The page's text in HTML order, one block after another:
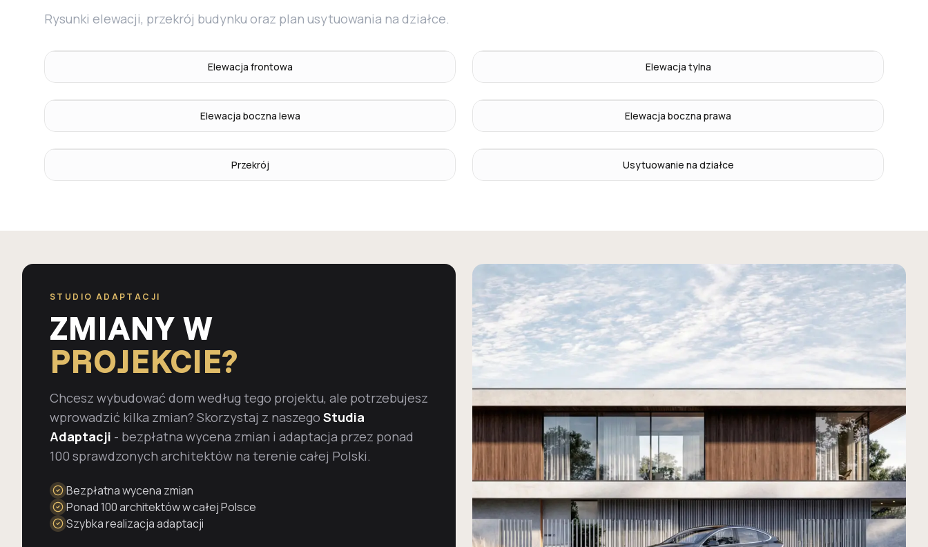
Rysunki elewacji, przekrój budynku oraz plan usytuowania na działce.
Elewacja frontowa Elewacja tylna
Elewacja boczna lewa Elewacja boczna prawa
Przekrój Usytuowanie na działce
STUDIO ADAPTACJI
ZMIANY W
PROJEKCIE?
Chcesz wybudować dom według tego projektu, ale potrzebujesz
wprowadzić kilka zmian? Skorzystaj z naszego Studia
Adaptacji - bezpłatna wycena zmian i adaptacja przez ponad
100 sprawdzonych architektów na terenie całej Polski.
Bezpłatna wycena zmian
Ponad 100 architektów w całej Polsce
Szybka realizacja adaptacji